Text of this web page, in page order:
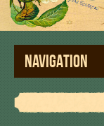
NAVIGATION